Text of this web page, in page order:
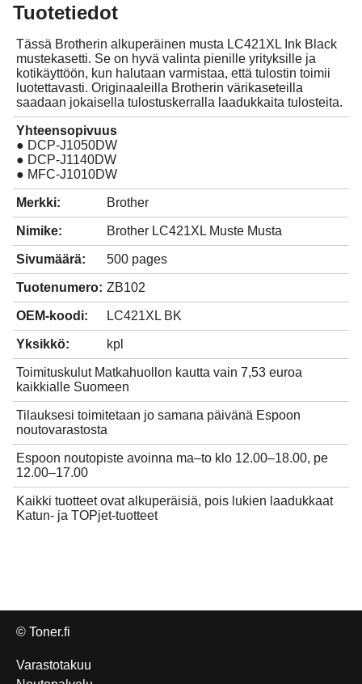
Tuotetiedot
Tässä Brotherin alkuperäinen musta LC421XL Ink Black
mustekasetti. Se on hyvä valinta pienille yrityksille ja
kotikäyttöön, kun halutaan varmistaa, että tulostin toimii
luotettavasti. Originaaleilla Brotherin värikaseteilla
saadaan jokaisella tulostuskerralla laadukkaita tulosteita.
Yhteensopivuus
● DCP-J1050DW
● DCP-J1140DW
● MFC-J1010DW
Merkki: Brother
Nimike: Brother LC421XL Muste Musta
Sivumäärä: 500 pages
Tuotenumero: ZB102
OEM-koodi: LC421XL BK
Yksikkö: kpl
Toimituskulut Matkahuollon kautta vain 7,53 euroa
kaikkialle Suomeen
Tilauksesi toimitetaan jo samana päivänä Espoon
noutovarastosta
Espoon noutopiste avoinna ma–to klo 12.00–18.00, pe
12.00–17.00
Kaikki tuotteet ovat alkuperäisiä, pois lukien laadukkaat
Katun- ja TOPjet-tuotteet
© Toner.fi
Varastotakuu